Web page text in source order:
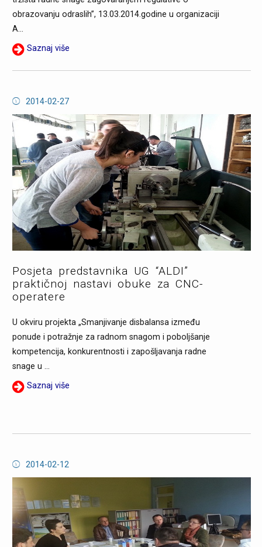
obrazovanju odraslih”, 13.03.2014.godine u organizaciji
A...
Saznaj više
2014-02-27
Posjeta predstavnika UG “ALDI”
praktičnoj nastavi obuke za CNC-
operatere
U okviru projekta „Smanjivanje disbalansa između
ponude i potražnje za radnom snagom i poboljšanje
kompetencija, konkurentnosti i zapošljavanja radne
snage u ...
Saznaj više
2014-02-12